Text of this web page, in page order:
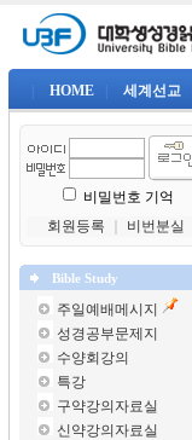
HOME 세계선교
비밀번호 기억
회원등록
비번분실
Bible Study
주일예배메시지
성경공부문제지
수양회강의
특강
구약강의자료실
신약강의자료실